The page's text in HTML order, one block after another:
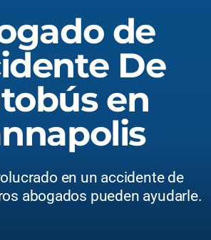
de
De
en
en un accidente de
abogados pueden ayudarle.